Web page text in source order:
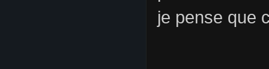
je pense que